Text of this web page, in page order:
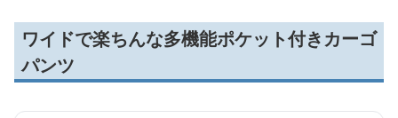
ワイドで楽ちんな多機能ポケット付きカーゴ
パンツ